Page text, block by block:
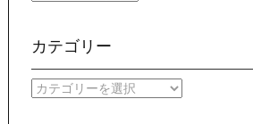
ー
イ
ブ
カテゴリー
カ